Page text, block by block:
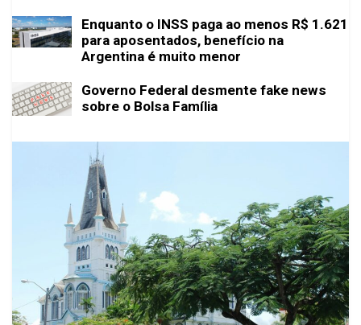
Enquanto o INSS paga ao menos R$ 1.621
para aposentados, benefício na
Argentina é muito menor
Governo Federal desmente fake news
sobre o Bolsa Família